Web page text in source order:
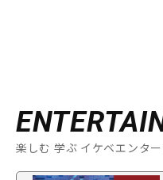
楽しむ 学ぶ イケベエンタ